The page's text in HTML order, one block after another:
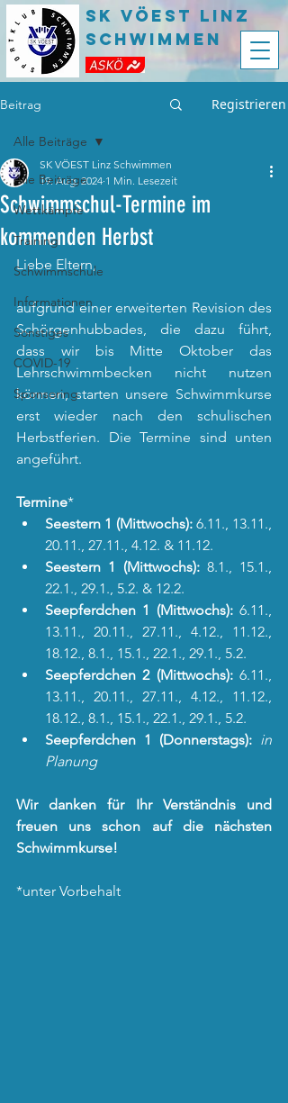
SK VÖEST LInz
Schwimmen
Beitrag Registrieren
Alle Beiträge
Wettkämpfe
Training
Schwimmschule
Informationen
Sonstiges
COVID-19
Sponsoring
Alle Beiträge
Schwimmschul-Termine im
kommenden Herbst
SK VÖEST Linz Schwimmen
19. Aug. 2024 1 Min. Lesezeit
Liebe Eltern,
aufgrund einer erweiterten Revision des
Schörgenhubbades, die dazu führt,
dass wir bis Mitte Oktober das
Lehrschwimmbecken nicht nutzen
können, starten unsere Schwimmkurse
erst wieder nach den schulischen
Herbstferien. Die Termine sind unten
angeführt.
Termine*
Seestern 1 (Mittwochs): 6.11., 13.11.,
20.11., 27.11., 4.12. & 11.12.
Seestern 1 (Mittwochs): 8.1., 15.1.,
22.1., 29.1., 5.2. & 12.2.
Seepferdchen 1 (Mittwochs): 6.11.,
13.11., 20.11., 27.11., 4.12., 11.12.,
18.12., 8.1., 15.1., 22.1., 29.1., 5.2.
Seepferdchen 2 (Mittwochs): 6.11.,
13.11., 20.11., 27.11., 4.12., 11.12.,
18.12., 8.1., 15.1., 22.1., 29.1., 5.2.
Seepferdchen 1 (Donnerstags): in
Planung
Wir danken für Ihr Verständnis und
freuen uns schon auf die nächsten
Schwimmkurse!
*unter Vorbehalt